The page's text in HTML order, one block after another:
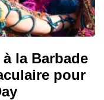
la Barbade
pour